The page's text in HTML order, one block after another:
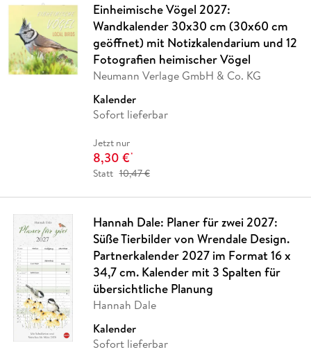
Einheimische Vögel 2027:
Wandkalender 30x30 cm (30x60 cm
geöffnet) mit Notizkalendarium und 12
Fotografien heimischer Vögel
Neumann Verlage GmbH & Co. KG
Kalender
Sofort lieferbar
Jetzt nur
8,30 €*
Statt 10,47 €
Hannah Dale: Planer für zwei 2027:
Süße Tierbilder von Wrendale Design.
Partnerkalender 2027 im Format 16 x
34,7 cm. Kalender mit 3 Spalten für
übersichtliche Planung
Hannah Dale
Kalender
Sofort lieferbar